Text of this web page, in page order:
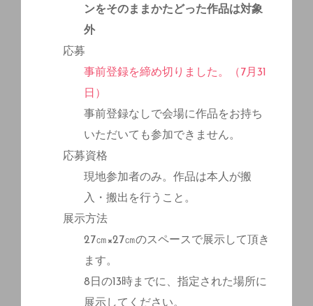
ンをそのままかたどった作品は対象
外
応募
事前登録を締め切りました。（7月31
日）
事前登録なしで会場に作品をお持ち
いただいても参加できません。
応募資格
現地参加者のみ。作品は本人が搬
入・搬出を行うこと。
展示方法
27㎝×27㎝のスペースで展示して頂き
ます。
8日の13時までに、指定された場所に
展示してください。